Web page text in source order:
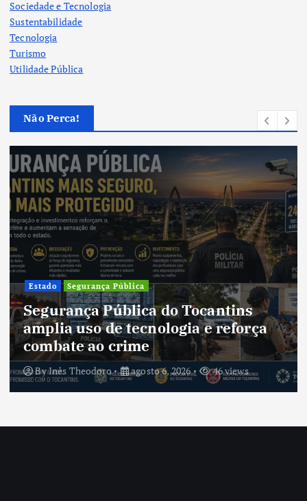
Sociedade e Tecnologia
Sustentabilidade
Tecnologia
Turismo
Utilidade Pública
Não Perca!
e reforça
46 views
Cultura
Cultura do Tocantins
tradições e fortalece
um estado em
transformação
ByInês Theodoro agosto 5, 2026